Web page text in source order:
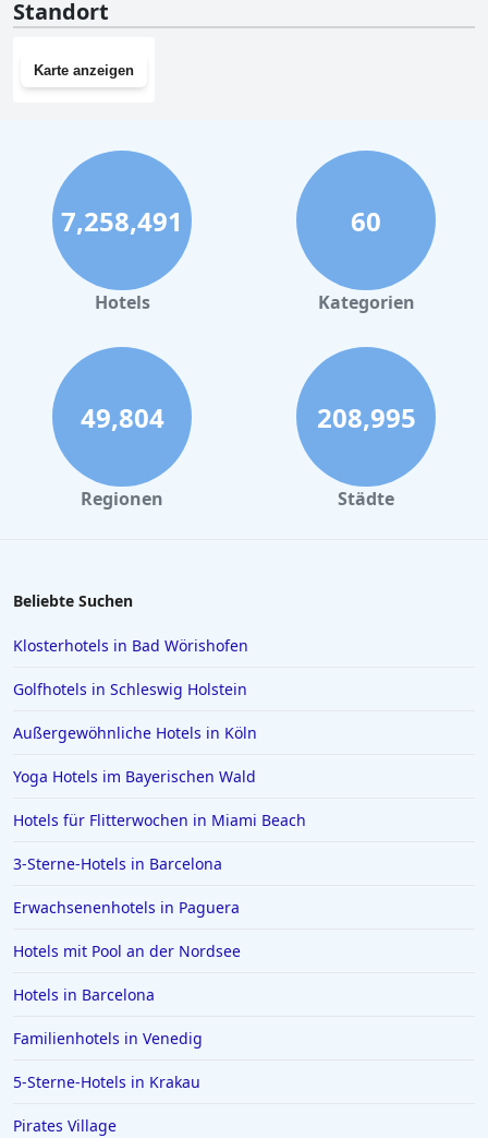
Standort
Karte anzeigen
7,258,491
Hotels
60
Kategorien
49,804
Regionen
208,995
Städte
Beliebte Suchen
Klosterhotels in Bad Wörishofen
Golfhotels in Schleswig Holstein
Außergewöhnliche Hotels in Köln
Yoga Hotels im Bayerischen Wald
Hotels für Flitterwochen in Miami Beach
3-Sterne-Hotels in Barcelona
Erwachsenenhotels in Paguera
Hotels mit Pool an der Nordsee
Hotels in Barcelona
Familienhotels in Venedig
5-Sterne-Hotels in Krakau
Pirates Village